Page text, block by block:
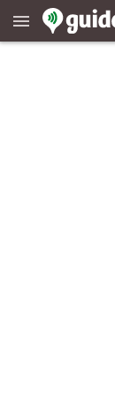
menu